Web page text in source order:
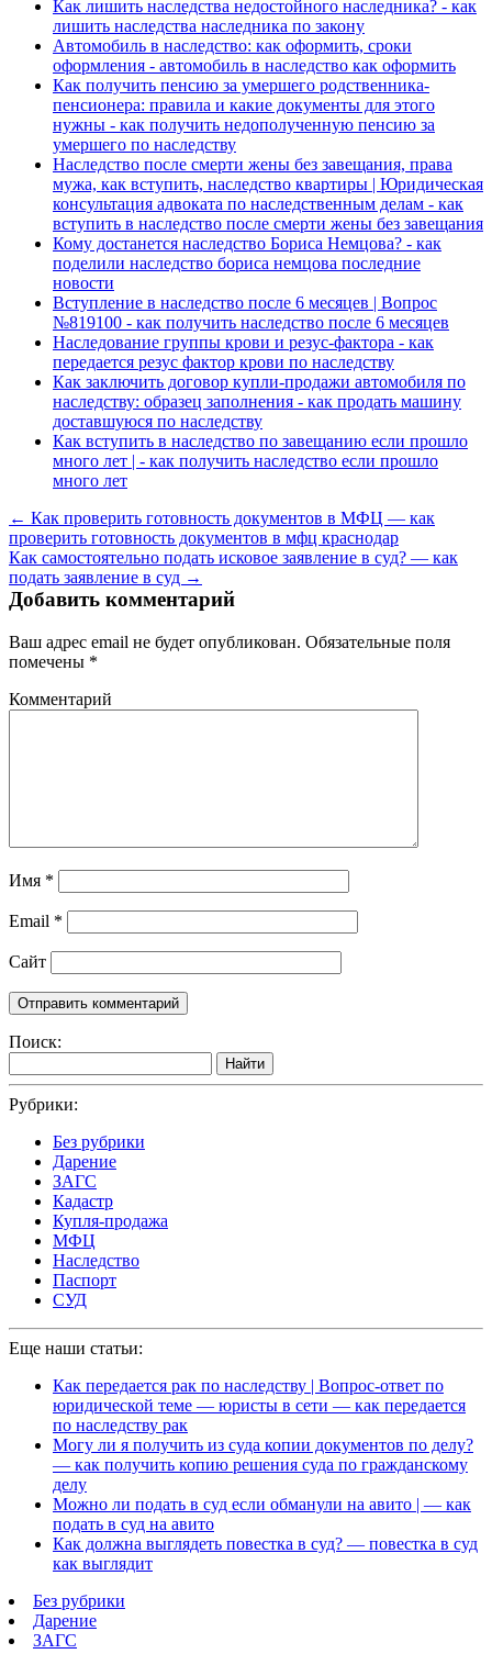
Как лишить наследства недостойного наследника? - как
лишить наследства наследника по закону
Автомобиль в наследство: как оформить, сроки
оформления - автомобиль в наследство как оформить
Как получить пенсию за умершего родственника-
пенсионера: правила и какие документы для этого
нужны - как получить недополученную пенсию за
умершего по наследству
Наследство после смерти жены без завещания, права
мужа, как вступить, наследство квартиры | Юридическая
консультация адвоката по наследственным делам - как
вступить в наследство после смерти жены без завещания
Кому достанется наследство Бориса Немцова? - как
поделили наследство бориса немцова последние
новости
Вступление в наследство после 6 месяцев | Вопрос
№819100 - как получить наследство после 6 месяцев
Наследование группы крови и резус-фактора - как
передается резус фактор крови по наследству
Как заключить договор купли-продажи автомобиля по
наследству: образец заполнения - как продать машину
доставшуюся по наследству
Как вступить в наследство по завещанию если прошло
много лет | - как получить наследство если прошло
много лет
← Как проверить готовность документов в МФЦ — как
проверить готовность документов в мфц краснодар
Как самостоятельно подать исковое заявление в суд? — как
подать заявление в суд →
Добавить комментарий
Ваш адрес email не будет опубликован. Обязательные поля
помечены *
Комментарий
Имя *
Email *
Сайт
Поиск:
Найти
Рубрики:
Без рубрики
Дарение
ЗАГС
Кадастр
Купля-продажа
МФЦ
Наследство
Паспорт
СУД
Еще наши статьи:
Как передается рак по наследству | Вопрос-ответ по
юридической теме — юристы в сети — как передается
по наследству рак
Могу ли я получить из суда копии документов по делу?
— как получить копию решения суда по гражданскому
делу
Можно ли подать в суд если обманули на авито | — как
подать в суд на авито
Как должна выглядеть повестка в суд? — повестка в суд
как выглядит
Без рубрики
Дарение
ЗАГС